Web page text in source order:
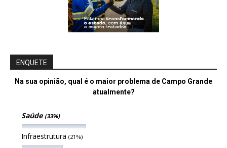
ENQUETE
Na sua opinião, qual é o maior problema de Campo Grande
atualmente?
Saúde (33%)
Infraestrutura (21%)